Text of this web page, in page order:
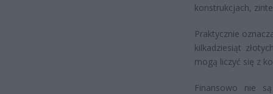
konstrukcjach,
Praktycznie
kilkadziesiąt
mogą liczyć się z
Finansowo nie